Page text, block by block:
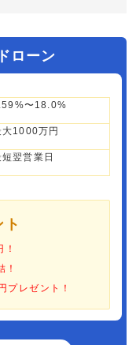
ローン
〜18.0%
大1000万円
短翌営業日
！
プレゼント！